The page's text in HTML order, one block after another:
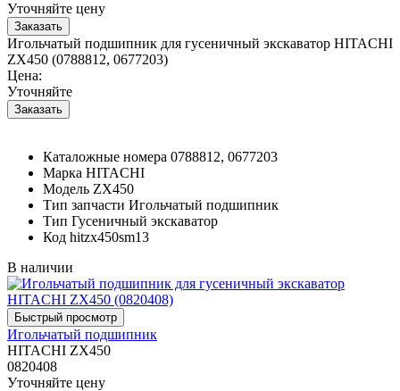
Уточняйте цену
Игольчатый подшипник для гусеничный экскаватор HITACHI
ZX450 (0788812, 0677203)
Цена:
Уточняйте
Каталожные номера 0788812, 0677203
Марка HITACHI
Модель ZX450
Тип запчасти Игольчатый подшипник
Тип Гусеничный экскаватор
Код hitzx450sm13
В наличии
Игольчатый подшипник
HITACHI ZX450
0820408
Уточняйте цену